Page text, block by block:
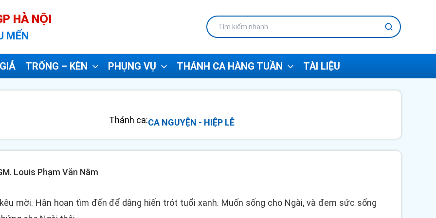
HÀ NỘI
MẾN
TRỐNG – KÈN PHỤNG VỤ THÁNH CA HÀNG TUẦN TÀI LIỆU
Thánh ca:CA NGUYỆN - HIỆP LỄ
Louis Phạm Văn Nẫm
mời. Hân hoan tìm đến để dâng hiến trót tuổi xanh. Muốn sống cho Ngài, và đem sức sống